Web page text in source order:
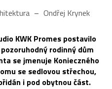
Ondřej Krynek
KWK Promes postavilo
rodinný dům
se jmenuje Konieczného
se sedlovou střechou,
i pod obytnou část.